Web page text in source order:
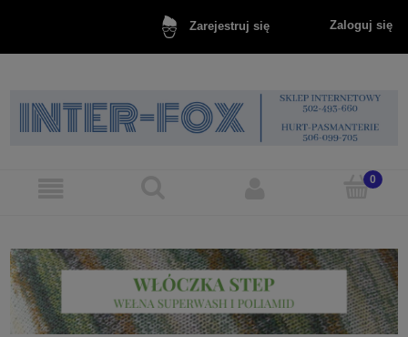
Zarejestruj się Zaloguj się